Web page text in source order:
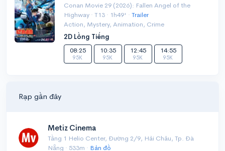
Conan Movie 29 (2026): Fallen Angel of the
Highway · T13 · 1h49' · Trailer
Action, Mystery, Animation, Crime
2D Lồng Tiếng
08:25
95K
10:35
95K
12:45
95K
14:55
95K
Rạp gần đây
Metiz Cinema
Tầng 1 Helio Center, Đường 2/9, Hải Châu, Tp. Đà
Nẵng · 533m · Bản đồ